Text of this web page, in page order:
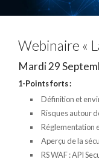
Webinaire «
Mardi 29
1-Points forts :
Définition et
Risques autour
Réglementation
Aperçu de la
RS WAF : API